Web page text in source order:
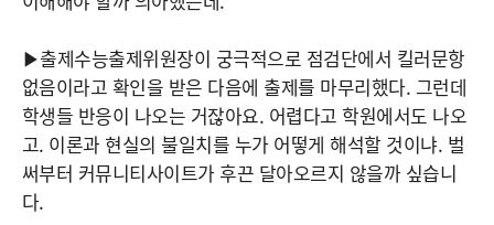
▶출제수능출제위원장이 궁극적으로 점검단에서 킬러문항
없음이라고 확인을 받은 다음에 출제를 마무리했다. 그런데
학생들 반응이 나오는 거잖아요. 어렵다고 학원에서도 나오
고. 이론과 현실의 불일치를 누가 어떻게 해석할 것이냐. 벌
써부터 커뮤니티사이트가 후끈 달아오르지 않을까 싶습니
다.